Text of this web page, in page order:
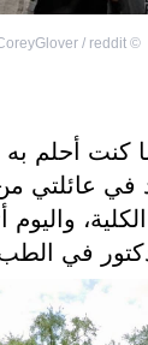
©
/ reddit
في عائلتي
في